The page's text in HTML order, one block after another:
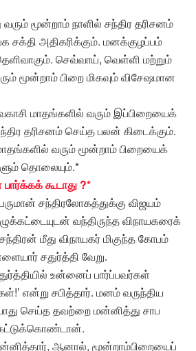
மூன்றாம் நாளில் சந்திர தரிசனம்
சக்தி அதிகரிக்கும். மனக்குழப்பம்
செவ்வாய், வெள்ளி மற்றும்
மூன்றாம் பிறை மிகவும் விசேஷமான
மாதங்களில் வரும் இப்பிறையைக்
தரிசனம் செய்த பலன் கிடைக்கும்.
வரும் மூன்றாம் பிறையைக்
தொலையும்.*
கூடாது ?*
சந்திரலோகத்துக்கு விஜயம்
வந்திருந்த விநாயகரைக்
மீது விநாயகர் மிகுந்த கோபம்
சதுர்த்தி வேறு.
உன்னைப் பார்ப்பவர்கள்
என்று சபித்தார். மனம் வருந்திய
செய்த தவற்றை மன்னித்து சாப
ஆனால், மூன்றாம்பிறையைப்